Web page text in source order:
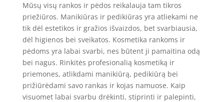
Mūsų visų rankos ir pėdos reikalauja tam tikros
priežiūros. Manikiūras ir pedikiūras yra atliekami ne
tik dėl estetikos ir gražios išvaizdos, bet svarbiausia,
dėl higienos bei sveikatos. Kosmetika rankoms ir
pėdoms yra labai svarbi, nes būtent ji pamaitina odą
bei nagus. Rinkitės profesionalią kosmetiką ir
priemones, atlikdami manikiūrą, pedikiūrą bei
prižiūrėdami savo rankas ir kojas namuose. Kaip
visuomet labai svarbu drėkinti, stiprinti ir palepinti,